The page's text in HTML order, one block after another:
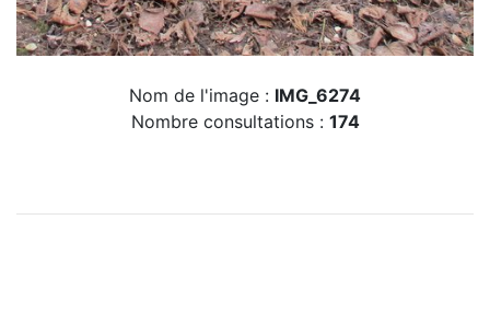
Nom de l'image : IMG_6274
Nombre consultations : 174